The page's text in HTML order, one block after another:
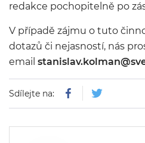
redakce pochopitelně po
V případě zájmu o tuto
dotazů či nejasností, nás
email
Sdílejte na: